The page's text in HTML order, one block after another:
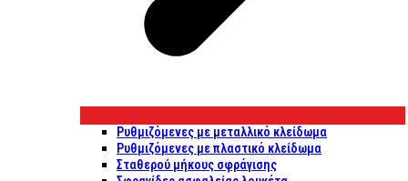
Ρυθμιζόμενες με μεταλλικό κλείδωμα
Ρυθμιζόμενες με πλαστικό κλείδωμα
Σταθερού μήκους σφράγισης